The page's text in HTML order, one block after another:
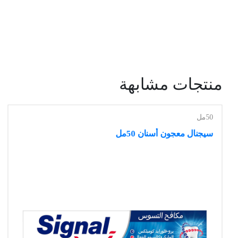
منتجات مشابهة
50مل
سيجنال معجون أسنان 50مل